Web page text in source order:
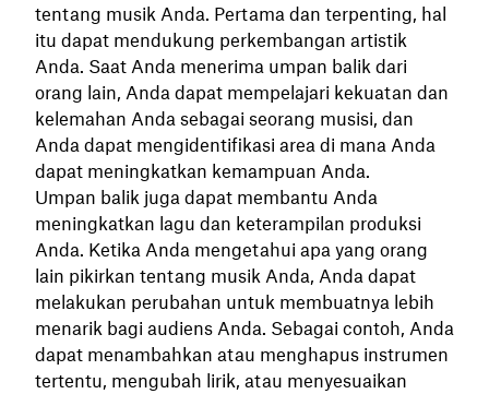
tentang musik Anda. Pertama dan terpenting, hal
itu dapat mendukung perkembangan artistik
Anda. Saat Anda menerima umpan balik dari
orang lain, Anda dapat mempelajari kekuatan dan
kelemahan Anda sebagai seorang musisi, dan
Anda dapat mengidentifikasi area di mana Anda
dapat meningkatkan kemampuan Anda.
Umpan balik juga dapat membantu Anda
meningkatkan lagu dan keterampilan produksi
Anda. Ketika Anda mengetahui apa yang orang
lain pikirkan tentang musik Anda, Anda dapat
melakukan perubahan untuk membuatnya lebih
menarik bagi audiens Anda. Sebagai contoh, Anda
dapat menambahkan atau menghapus instrumen
tertentu, mengubah lirik, atau menyesuaikan